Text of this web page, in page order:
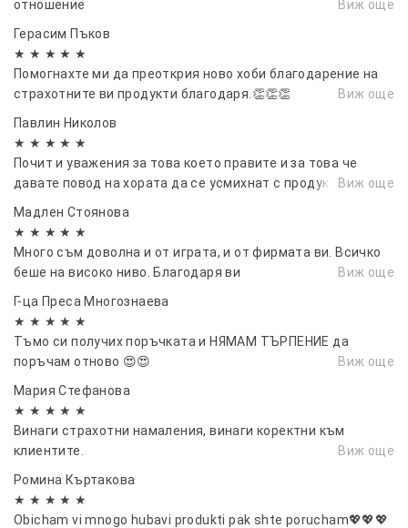
приятно шофиране с нашите качествени
ветробрани
отношение
Виж още
Герасим Пъков
★ ★ ★ ★ ★
Помогнахте ми да преоткрия ново хоби благодарение на
страхотните ви продукти благодаря.👏👏👏
Виж още
Павлин Николов
★ ★ ★ ★ ★
Почит и уважения за това което правите и за това че
давате повод на хората да се усмихнат с продуктите ви.
Виж още
Мадлен Стоянова
★ ★ ★ ★ ★
Много съм доволна и от играта, и от фирмата ви. Всичко
беше на високо ниво. Благодаря ви
Виж още
Г-ца Преса Многознаева
★ ★ ★ ★ ★
Тъмо си получих поръчката и НЯМАМ ТЪРПЕНИЕ да
поръчам отново 😍😍
Виж още
Мария Стефанова
★ ★ ★ ★ ★
Винаги страхотни намаления, винаги коректни към
клиентите.
Виж още
Ромина Къртакова
★ ★ ★ ★ ★
Obicham vi mnogo hubavi produkti pak shte porucham💖💖💖